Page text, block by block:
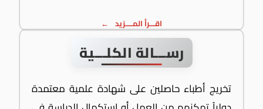
اقـــرأ المــــزيد
رســـالة الكلـــية
تخريج أطباء حاصلين على شهادة علمية معتمدة